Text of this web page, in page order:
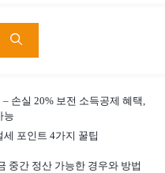
손실 20% 보전 소득공제 혜택,
능
포인트 4가지 꿀팁
중간 정산 가능한 경우와 방법